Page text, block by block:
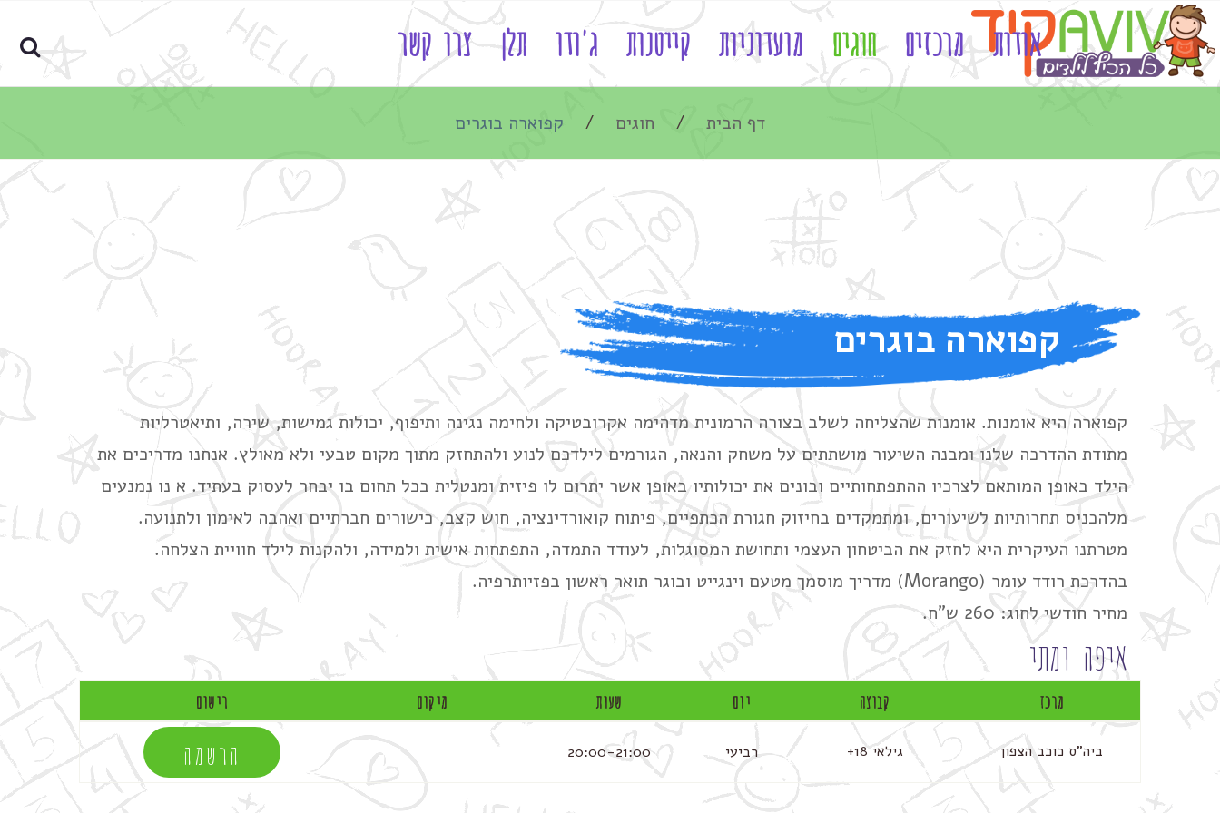
אודות מרכזים חוגים מועדוניות קייטנות ג'ודו תלן צרו קשר
דף הבית חוגים קפוארה בוגרים
קפוארה בוגרים
קפוארה היא אומנות. אומנות שהצליחה לשלב בצורה הרמונית מדהימה אקרובטיקה ולחימה נגינה ותיפוף, יכולות גמישות, שירה, ותיאטרליות
מתודת ההדרכה שלנו ומבנה השיעור מושתתים על משחק והנאה, הגורמים לילדכם לנוע ולהתחזק מתוך מקום טבעי ולא מאולץ. אנחנו מדריכים את
הילד באופן המותאם לצרכיו ההתפתחותיים ובונים את יכולותיו באופן אשר יתרום לו פיזית ומנטלית בכל תחום בו יבחר לעסוק בעתיד. א נו נמנעים
מלהכניס תחרותיות לשיעורים, ומתמקדים בחיזוק חגורת הכתפיים, פיתוח קואורדינציה, חוש קצב, כישורים חברתיים ואהבה לאימון ולתנועה.
מטרתנו העיקרית היא לחזק את הביטחון העצמי ותחושת המסוגלות, לעודד התמדה, התפתחות אישית ולמידה, ולהקנות לילד חוויית הצלחה.
בהדרכת רודד עומר (Morango) מדריך מוסמך מטעם וינגייט ובוגר תואר ראשון בפזיותרפיה.
מחיר חודשי לחוג: 260 ש"ח.
איפה ומתי
מרכז קבוצה יום שעות מיקום רישום
ביה"ס כוכב הצפון גילאי 18+ רביעי 20:00-21:00 הרשמה